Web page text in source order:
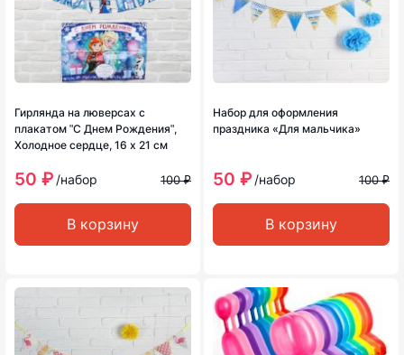
Гирлянда на люверсах с
плакатом ʺС Днем Рожденияʺ,
Холодное сердце, 16 х 21 см
50 ₽ /набор 100 ₽
В корзину
Набор для оформления
праздника «Для мальчика»
50 ₽ /набор 100 ₽
В корзину